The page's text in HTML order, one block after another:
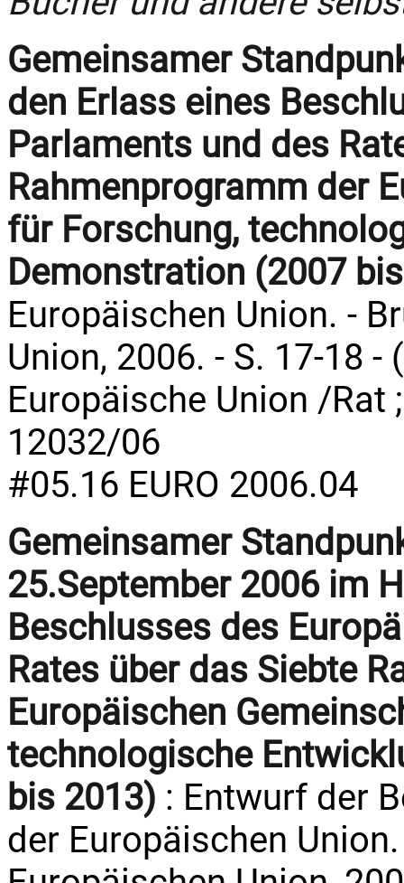
Gemeinsamer
den Erlass eines
Parlaments und des
Rahmenprogramm der
für Forschung,
Demonstration (2007
Europäischen Union. -
Union, 2006. - S. 17-18
Europäische Union /Rat
12032/06
#05.16 EURO 2006.04
Gemeinsamer
25.September 2006 im
Beschlusses des
Rates über das Siebte
Europäischen
technologische
bis 2013) : Entwurf der
der Europäischen